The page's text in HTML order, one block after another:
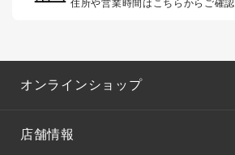
住所や営業時間はこちらからご確認
オンラインショップ
店舗情報